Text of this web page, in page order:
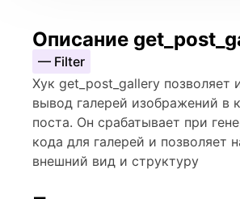
Описание
— Filter
Хук get_post_gallery позволяет
вывод галерей изображений в
поста. Он срабатывает при
кода для галерей и позволяет
внешний вид и структуру